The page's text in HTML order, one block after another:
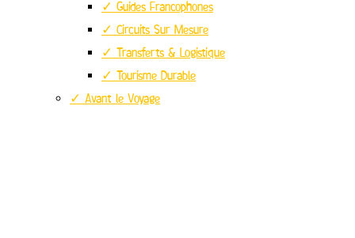
✓ Guides Francophones
✓ Circuits Sur Mesure
✓ Transferts & Logistique
✓ Tourisme Durable
✓ Avant le Voyage